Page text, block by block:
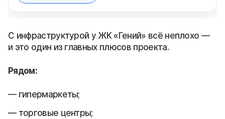
С инфраструктурой у ЖК «Гений» всё неплохо —
и это один из главных плюсов проекта.
Рядом:
гипермаркеты;
торговые центры;